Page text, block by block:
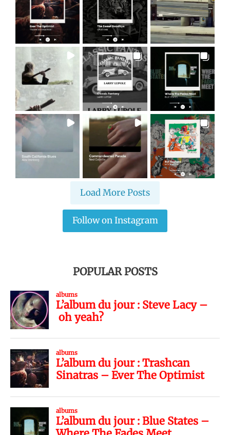
Load More Posts
Follow on Instagram
POPULAR POSTS